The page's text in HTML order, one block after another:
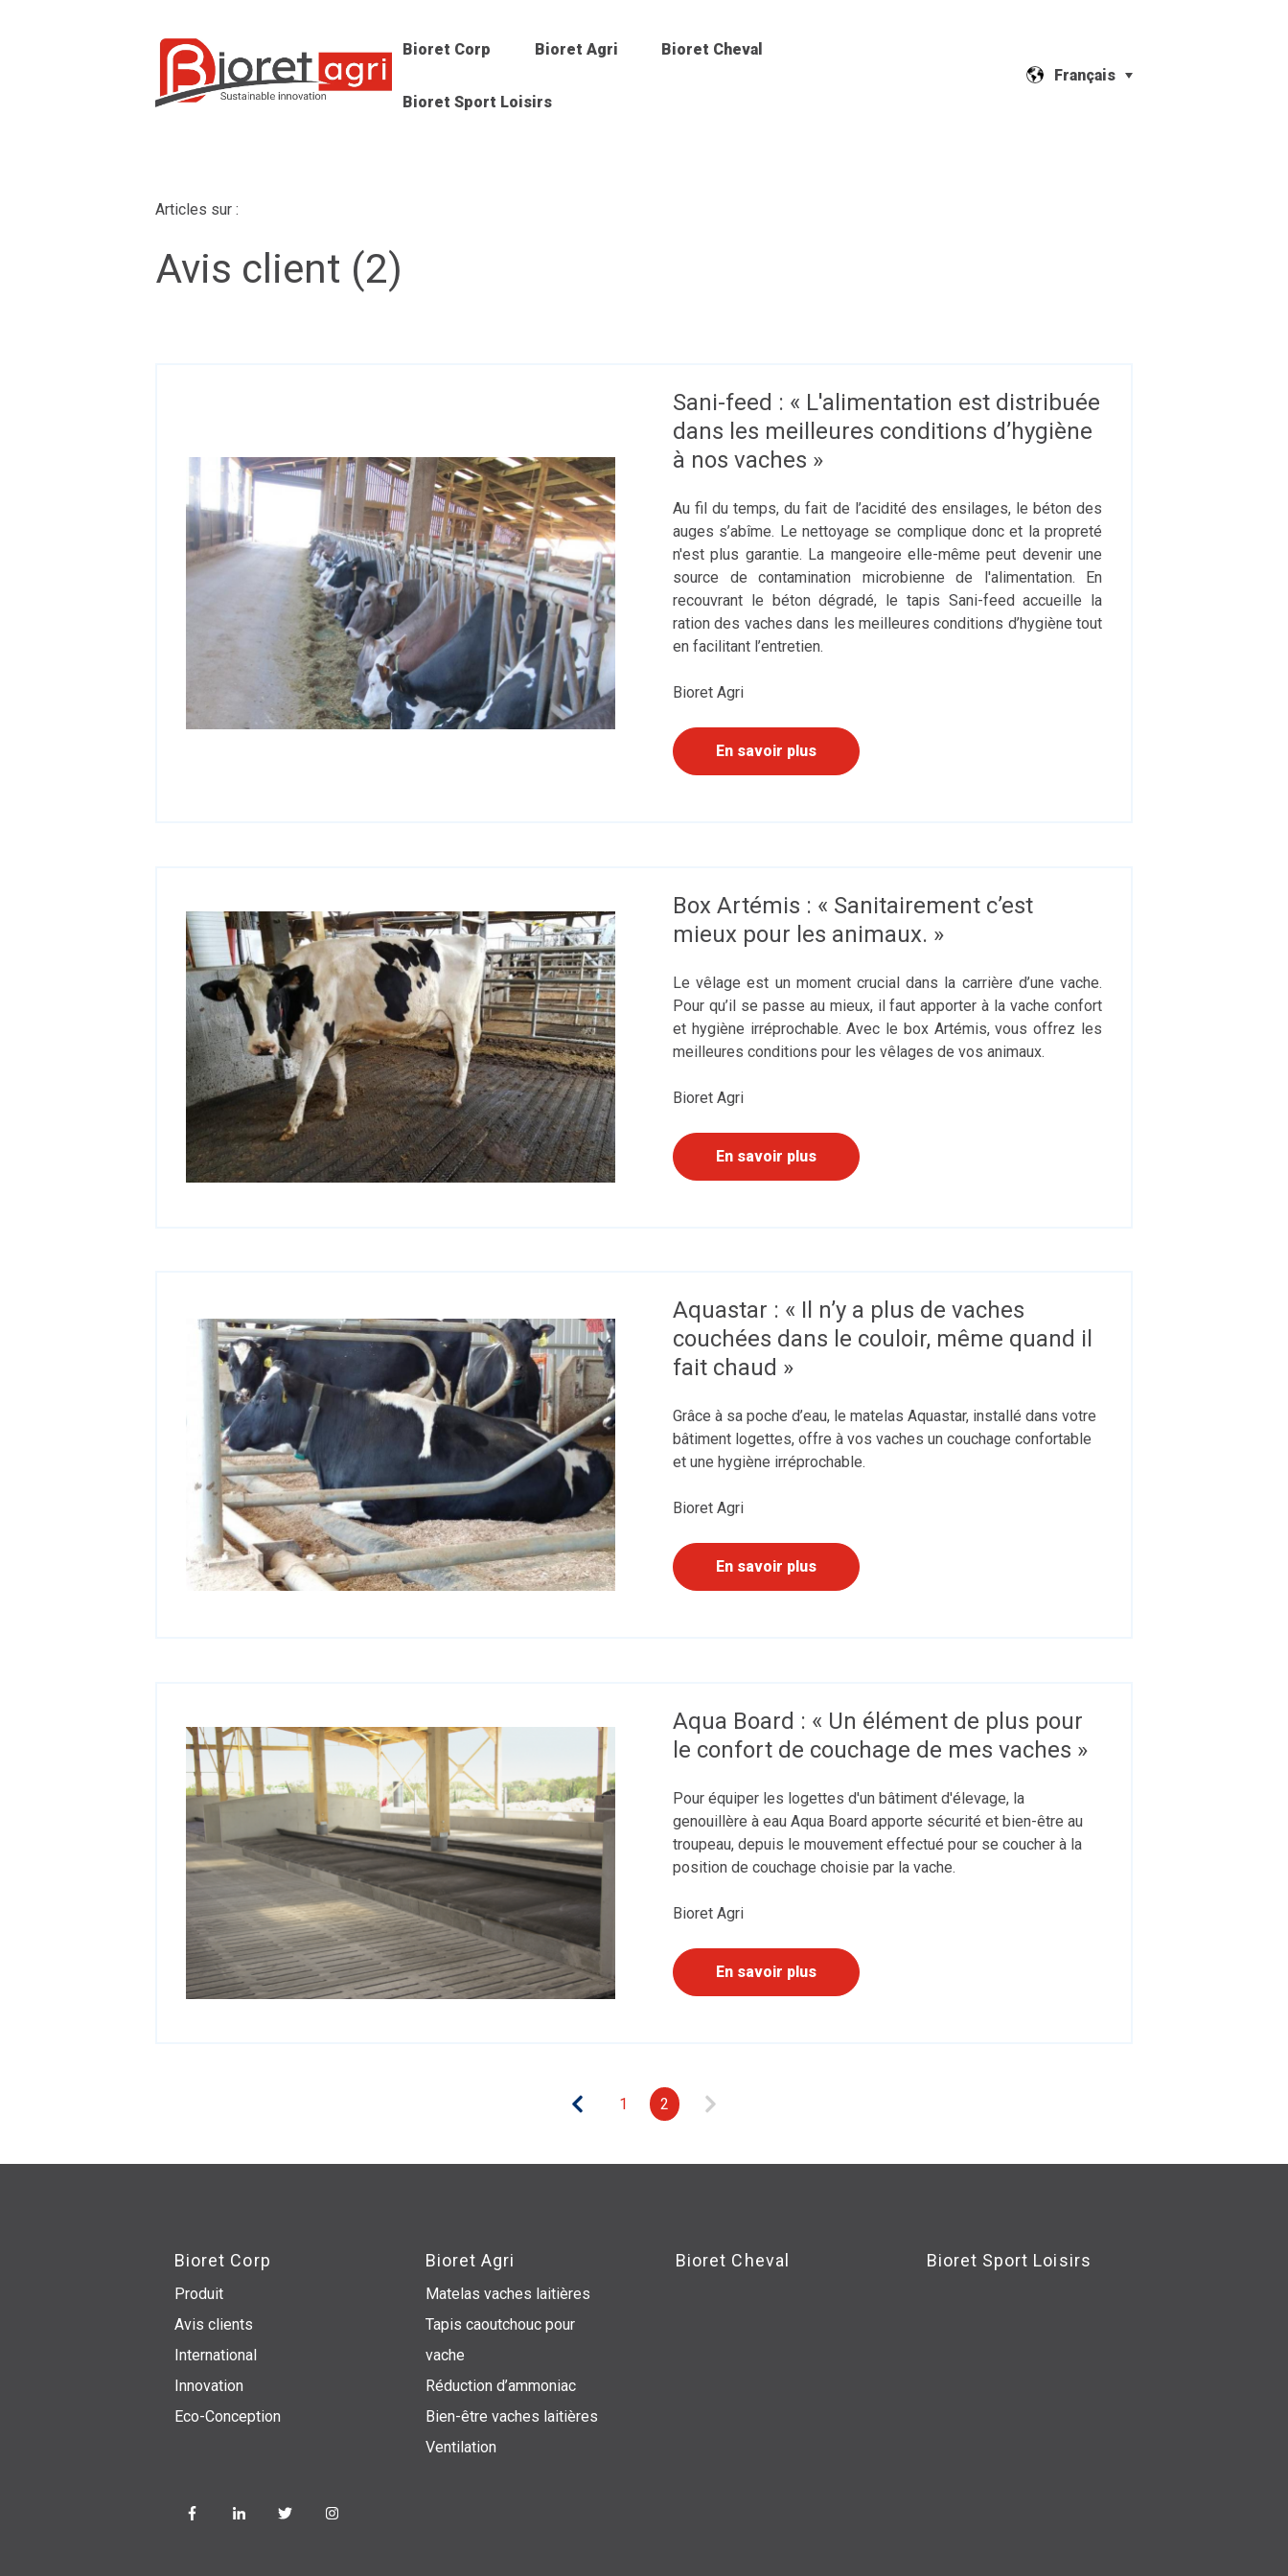
Bioret Corp Bioret Agri Bioret Cheval
Bioret Sport Loisirs
Français
Articles sur :
Avis client (2)
Sani-feed : « L'alimentation est distribuée
dans les meilleures conditions d’hygiène
à nos vaches »
Au fil du temps, du fait de l’acidité des ensilages, le béton des
auges s’abîme. Le nettoyage se complique donc et la propreté
n'est plus garantie. La mangeoire elle-même peut devenir une
source de contamination microbienne de l'alimentation. En
recouvrant le béton dégradé, le tapis Sani-feed accueille la
ration des vaches dans les meilleures conditions d’hygiène tout
en facilitant l’entretien.
Bioret Agri
En savoir plus
Box Artémis : « Sanitairement c’est
mieux pour les animaux. »
Le vêlage est un moment crucial dans la carrière d’une vache.
Pour qu’il se passe au mieux, il faut apporter à la vache confort
et hygiène irréprochable. Avec le box Artémis, vous offrez les
meilleures conditions pour les vêlages de vos animaux.
Bioret Agri
En savoir plus
Aquastar : « Il n’y a plus de vaches
couchées dans le couloir, même quand il
fait chaud »
Grâce à sa poche d’eau, le matelas Aquastar, installé dans votre
bâtiment logettes, offre à vos vaches un couchage confortable
et une hygiène irréprochable.
Bioret Agri
En savoir plus
Aqua Board : « Un élément de plus pour
le confort de couchage de mes vaches »
Pour équiper les logettes d'un bâtiment d'élevage, la
genouillère à eau Aqua Board apporte sécurité et bien-être au
troupeau, depuis le mouvement effectué pour se coucher à la
position de couchage choisie par la vache.
Bioret Agri
En savoir plus
1 2
Bioret Corp
Produit
Avis clients
International
Innovation
Eco-Conception
Bioret Agri
Matelas vaches laitières
Tapis caoutchouc pour
vache
Réduction d’ammoniac
Bien-être vaches laitières
Ventilation
Bioret Cheval Bioret Sport Loisirs